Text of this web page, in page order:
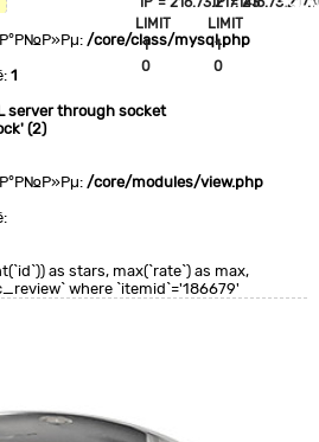
LIMIT
1
0
LIMIT
1
0
/core/class/mysql.php
1
server through socket
(2)
/core/modules/view.php
as stars, max(`rate`) as max,
where `itemid`='186679'